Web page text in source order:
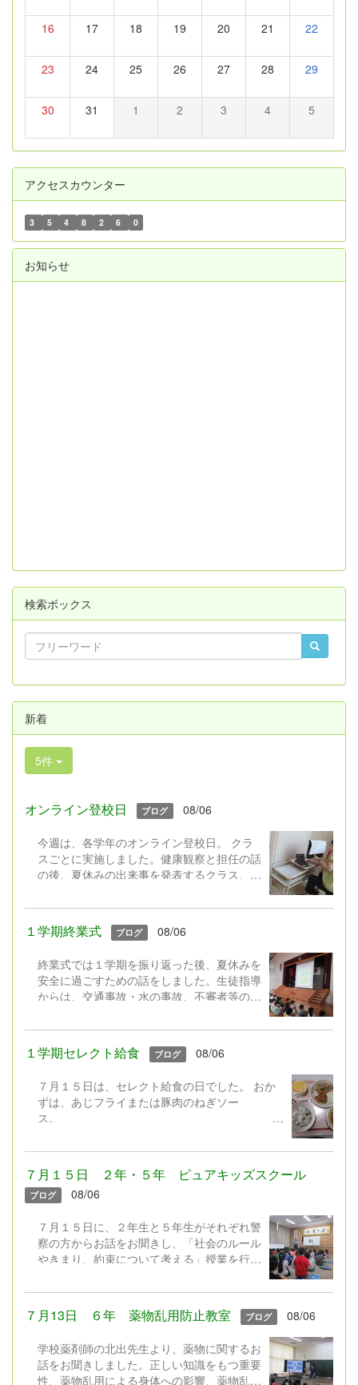
16 17 18 19 20 21 22
23 24 25 26 27 28 29
30 31 1 2 3 4 5
アクセスカウンター
3 5 4 8 2 6 0
お知らせ
検索ボックス
新着
5件
オンライン登校日 ブログ 08/06
今週は、各学年のオンライン登校日。 クラ
スごとに実施しました。健康観察と担任の話
の後、夏休みの出来事を発表するクラス、ク
聞かせをするクラス,、学級園の作物の様子
を中継するクラス・・・活動はそれぞれでし
たが、画面越しに久しぶりに会うクラスの友
児童クラブの子は、朝学校に来て行
いました。
１学期終業式 ブログ 08/06
終業式では１学期を振り返った後、夏休みを
安全に過ごすための話をしました。生徒指導
からは、交通事故・水の事故、不審者等の事
やネットモラルの話をしました。 ２年生に
よる「勇気１００％」の歌の発表もありまし
た。元気100％の歌声で全校みんなが元気を
たが、みんな嬉しそうに下校していきまし
た。
１学期セレクト給食 ブログ 08/06
７月１５日は、セレクト給食の日でした。 おか
ずは、あじフライまたは豚肉のねぎソー
ス。
ゼリー。 暑いと食欲が落ちやすいですが、みん
なの好きなわかめごはんに冷たいデザートなど、
食べやすいメニューを組み合わせたセレクト給食
でした。しっかり食べて、夏を元気に過ごしたい
な？（写真は低学年用の小盛です）
７月１５日 ２年・５年 ピュアキッズスクール
ブログ 08/06
７月１５日に、２年生と５年生がそれぞれ警
察の方からお話をお聞きし、「社会のルール
やきまり、約束について考える」授業を行い
をとってきてしまった事例」、５年生は「ゲ
ームの課金をめぐる事例」について考えまし
た。「良いことか、悪いことか」「どうした
れ真剣に考えていました。
７月13日 ６年 薬物乱用防止教室 ブログ 08/06
学校薬剤師の北出先生より、薬物に関するお
話をお聞きしました。正しい知識をもつ重要
性、薬物乱用による身体への影響、薬物乱用